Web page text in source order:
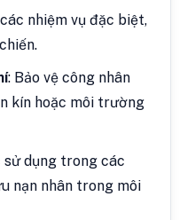
nhiệm vụ đặc biệt,
: Bảo vệ công nhân
kín hoặc môi trường
sử dụng trong các
nạn nhân trong môi